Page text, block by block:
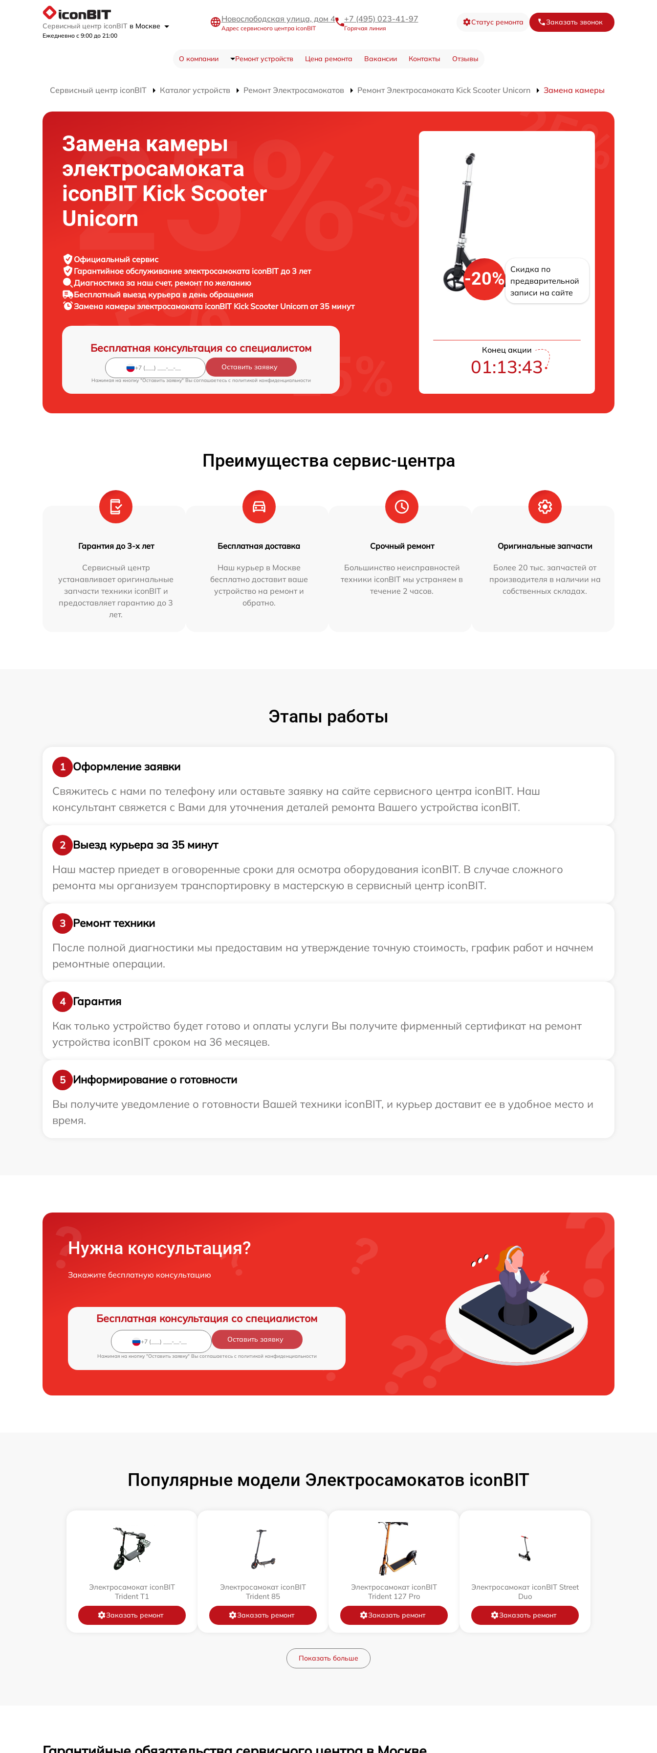
Сервисный центр iconBIT в Москве
Ежедневно с 9:00 до 21:00
Новослободская улица, дом 4
Адрес сервисного центра iconBIT
+7 (495) 023-41-97
Горячая линия
Статус ремонта Заказать звонок
О компании Ремонт устройств Цена ремонта Вакансии Контакты Отзывы
Сервисный центр iconBIT Каталог устройств Ремонт Электросамокатов Ремонт Электросамоката Kick Scooter Unicorn Замена камеры
Замена камеры
электросамоката
iconBIT Kick Scooter
Unicorn
Официальный сервис
Гарантийное обслуживание электросамоката iconBIT до 3 лет
Диагностика за наш счет, ремонт по желанию
Бесплатный выезд курьера в день обращения
Замена камеры электросамоката iconBIT Kick Scooter Unicorn от 35 минут
Бесплатная консультация со специалистом
Оставить заявку
Нажимая на кнопку "Оставить заявку" Вы соглашаетесь c политикой конфиденциальности
-20%
Скидка по
предварительной
записи на сайте
Конец акции
01:13:42
Преимущества сервис-центра
Гарантия до 3-х лет
Сервисный центр
устанавливает оригинальные
запчасти техники iconBIT и
предоставляет гарантию до 3
лет.
Бесплатная доставка
Наш курьер в Москве
бесплатно доставит ваше
устройство на ремонт и
обратно.
Срочный ремонт
Большинство неисправностей
техники iconBIT мы устраняем в
течение 2 часов.
Оригинальные запчасти
Более 20 тыс. запчастей от
производителя в наличии на
собственных складах.
Этапы работы
1
Оформление заявки
Свяжитесь с нами по телефону или оставьте заявку на сайте сервисного центра iconBIT. Наш
консультант свяжется с Вами для уточнения деталей ремонта Вашего устройства iconBIT.
2
Выезд курьера за 35 минут
Наш мастер приедет в оговоренные сроки для осмотра оборудования iconBIT. В случае сложного
ремонта мы организуем транспортировку в мастерскую в сервисный центр iconBIT.
3
Ремонт техники
После полной диагностики мы предоставим на утверждение точную стоимость, график работ и начнем
ремонтные операции.
4
Гарантия
Как только устройство будет готово и оплаты услуги Вы получите фирменный сертификат на ремонт
устройства iconBIT сроком на 36 месяцев.
5
Информирование о готовности
Вы получите уведомление о готовности Вашей техники iconBIT, и курьер доставит ее в удобное место и
время.
Нужна консультация?
Закажите бесплатную консультацию
Бесплатная консультация со специалистом
Оставить заявку
Нажимая на кнопку "Оставить заявку" Вы соглашаетесь c политикой конфиденциальности
Популярные модели Электросамокатов iconBIT
Электросамокат iconBIT
Trident T1
Заказать ремонт
Электросамокат iconBIT
Trident 85
Заказать ремонт
Электросамокат iconBIT
Trident 127 Pro
Заказать ремонт
Электросамокат iconBIT Street
Duo
Заказать ремонт
Показать больше